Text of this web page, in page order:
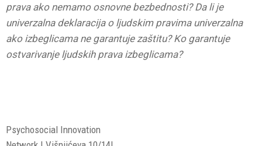
prava ako nemamo osnovne bezbednosti?Da li je
univerzalna deklaracija o ljudskim pravima univerzalna
ako izbeglicama ne garantuje zaštitu?Ko garantuje
ostvarivanje ljudskih prava izbeglicama?
Psychosocial Innovation